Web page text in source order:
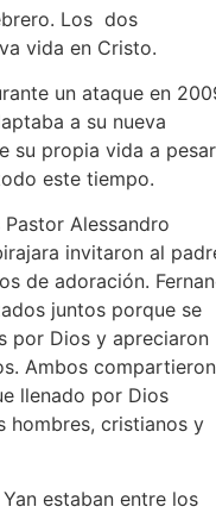
Los dos
vida en Cristo.
un ataque en
a su nueva
su propia vida a pesar
este tiempo.
Alessandro
invitaron al
de adoración.
juntos porque se
por Dios y apreciaron
Ambos compartieron
llenado por Dios
hombres, cristianos y
estaban entre los